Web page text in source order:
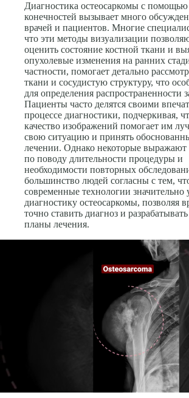
Диагностика остеосаркомы с
конечностей вызывает много
врачей и пациентов. Многие
что эти методы визуализации
оценить состояние костной ткани и
опухолевые изменения на ранних
частности, помогает детально
ткани и сосудистую структуру, что
для определения распространенности
Пациенты часто делятся своими
процессе диагностики, подчеркивая,
качество изображений помогает им
свою ситуацию и принять
лечении. Однако некоторые выражают
по поводу длительности процедуры и
необходимости повторных
большинство людей согласны с тем,
современные технологии значительно
диагностику остеосаркомы, позволяя
точно ставить диагноз и
планы лечения.